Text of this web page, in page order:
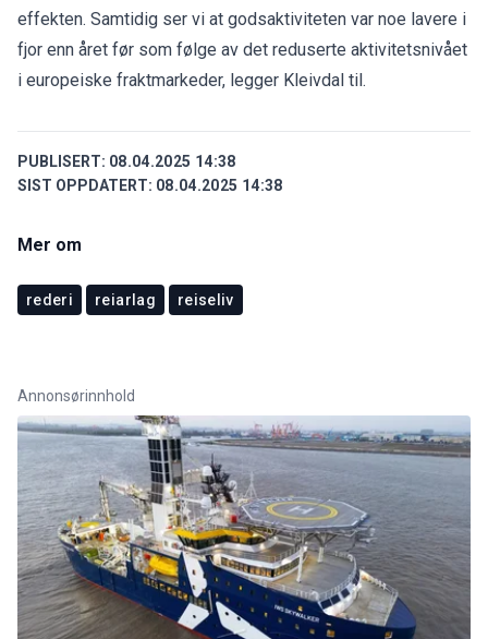
effekten. Samtidig ser vi at godsaktiviteten var noe lavere i
fjor enn året før som følge av det reduserte aktivitetsnivået
i europeiske fraktmarkeder, legger Kleivdal til.
PUBLISERT: 08.04.2025 14:38
SIST OPPDATERT: 08.04.2025 14:38
Mer om
rederi reiarlag reiseliv
Annonsørinnhold